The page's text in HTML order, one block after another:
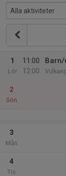
1
Lör
11:00
12:00
Barn/
2
Sön
3
Mån
4
Tis